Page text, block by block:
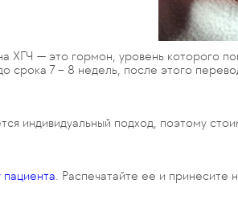
ХГЧ — это гормон, уровень которого
срока 7 – 8 недель, после этого
индивидуальный подход, поэтому
пациента . Распечатайте ее и принесите